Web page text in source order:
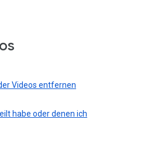
Videos entfernen
habe oder denen ich